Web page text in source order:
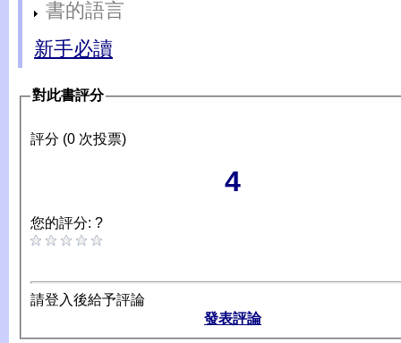
書的語言
新手必讀
對此書評分
評分 (0 次投票)
4
您的評分: ?
請登入後給予評論
發表評論